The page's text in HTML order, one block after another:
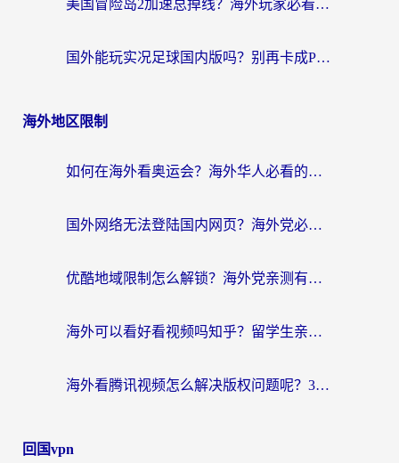
美国冒险岛2加速总掉线？海外玩家必看的国服游戏加速器选择指南
国外能玩实况足球国内版吗？别再卡成PPT！海外党国服游戏加速全攻略
海外地区限制
如何在海外看奥运会？海外华人必看的体育赛事直播终极指南
国外网络无法登陆国内网页？海外党必看：选对回国加速器实现无缝访问
优酷地域限制怎么解锁？海外党亲测有效的追剧自由指南
海外可以看好看视频吗知乎？留学生亲测有效的回国追剧解决方案
海外看腾讯视频怎么解决版权问题呢？3步让你轻松解锁国内影视自由
回国vpn